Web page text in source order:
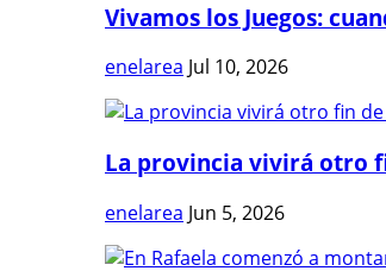
Vivamos los Juegos:
enelarea Jul 10, 2026
La provincia vivirá otro
enelarea Jun 5, 2026